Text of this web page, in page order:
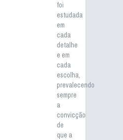
foi
estudada
em
cada
detalhe
e em
cada
escolha,
prevalecendo
sempre
a
convicção
de
que a